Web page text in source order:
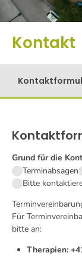
Kontakt
Grund für die
Terminabsagen
Bitte
Für
bitte an:
Therapien: